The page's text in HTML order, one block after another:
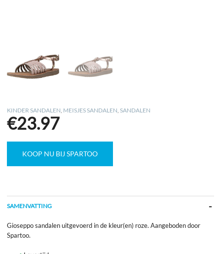
KINDER SANDALEN MEISJES SANDALEN ,SANDALEN
€23.97
KOOP NU BIJ SPARTOO
SAMENVATTING
Gioseppo sandalen uitgevoerd in de kleur(en) roze. Aangeboden door
Spartoo.